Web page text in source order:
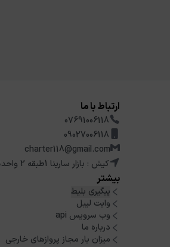
ارتباط با ما
07691006118
09027006118
charter118@gmail.com
کیش : بازار سارینا 1طبقه 2 واحد209
بیشتر
پیگیری بلیط
وایت لیبل
وب سرویس api
درباره ما
میزان بار مجاز پروازهای خارجی